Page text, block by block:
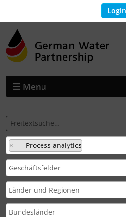
Login
Menu
× Process analytics